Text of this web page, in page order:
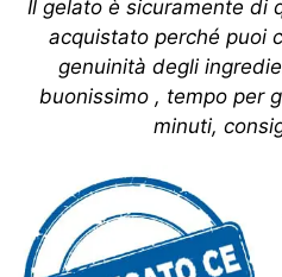
Il gelato è sicuramente di
acquistato perché puoi
genuinità degli
buonissimo , tempo per
minuti,